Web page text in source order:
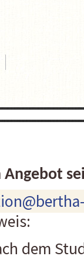
Angebot
dem